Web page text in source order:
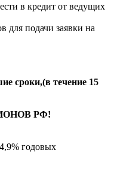
в кредит от ведущих
для подачи заявки на
сроки,(в течение 15
РФ!
годовых